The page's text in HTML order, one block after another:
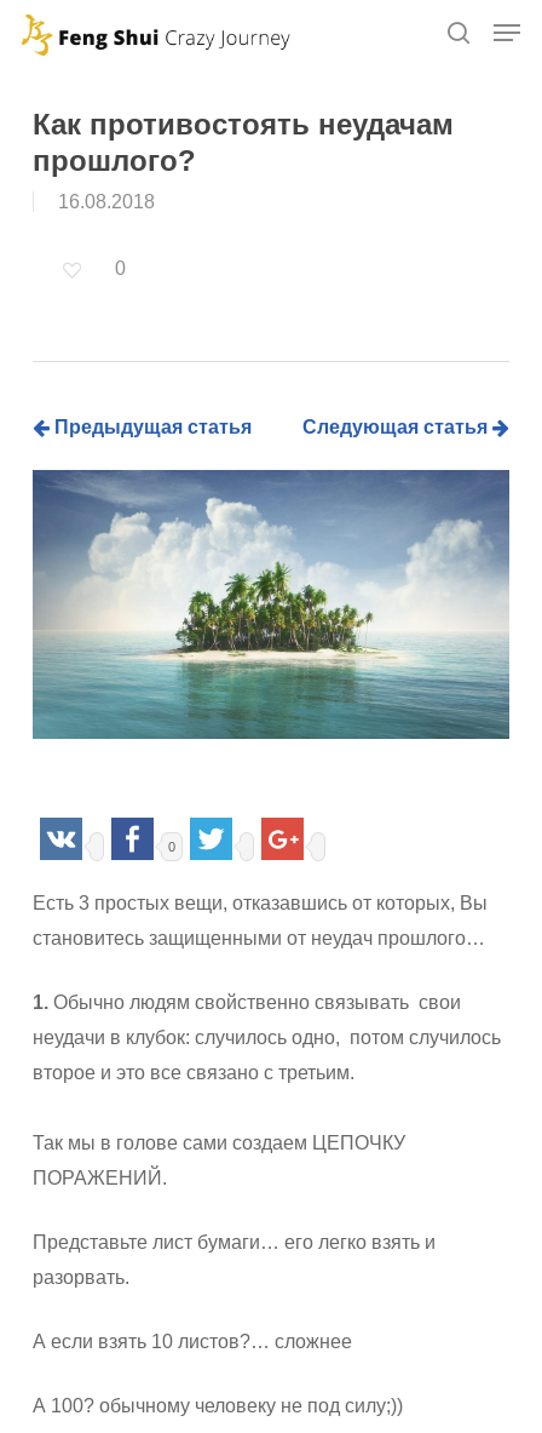
Skip
contentКак противостоять неудачам
прошлого?
16.08.2018
0
Предыдущая статья Следующая статья
0
Есть 3 простых вещи, отказавшись от которых, Вы
становитесь защищенными от неудач прошлого…
1.Обычно людям свойственно связывать свои
неудачи в клубок: случилось одно, потом случилось
второе и это все связано с третьим.
Так мы в голове сами создаем ЦЕПОЧКУ
ПОРАЖЕНИЙ.
Представьте лист бумаги… его легко взять и
разорвать.
А если взять 10 листов?… сложнее
А 100? обычному человеку не под силу;))